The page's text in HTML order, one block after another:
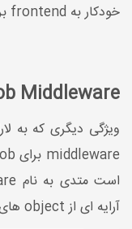
خودکار به frontend برگردانده میشوند.
Middleware
آرایه ای از object های middleware برگرداند.